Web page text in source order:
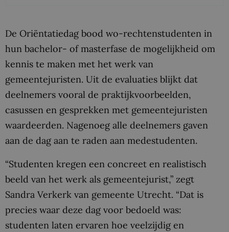
De Oriëntatiedag bood wo-rechtenstudenten in
hun bachelor- of masterfase de mogelijkheid om
kennis te maken met het werk van
gemeentejuristen. Uit de evaluaties blijkt dat
deelnemers vooral de praktijkvoorbeelden,
casussen en gesprekken met gemeentejuristen
waardeerden. Nagenoeg alle deelnemers gaven
aan de dag aan te raden aan medestudenten.
“Studenten kregen een concreet en realistisch
beeld van het werk als gemeentejurist,” zegt
Sandra Verkerk van gemeente Utrecht. “Dat is
precies waar deze dag voor bedoeld was:
studenten laten ervaren hoe veelzijdig en